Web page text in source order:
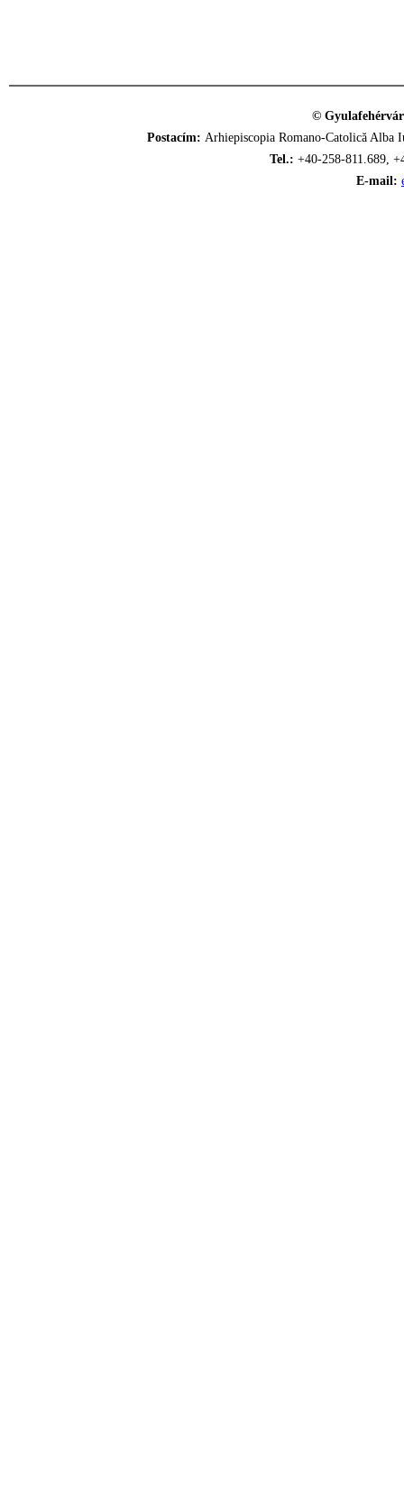
©
Postacím: Arhiepiscopia Romano-Catolică
Tel.: +40-258-811.689,
E-mail: